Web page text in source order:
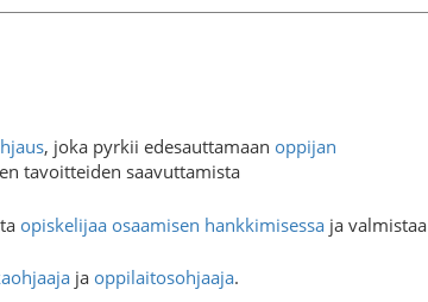
, joka pyrkii edesauttamaan oppijan
tavoitteiden saavuttamista
opiskelijaa osaamisen hankkimisessa ja valmistaa
ja oppilaitosohjaaja.